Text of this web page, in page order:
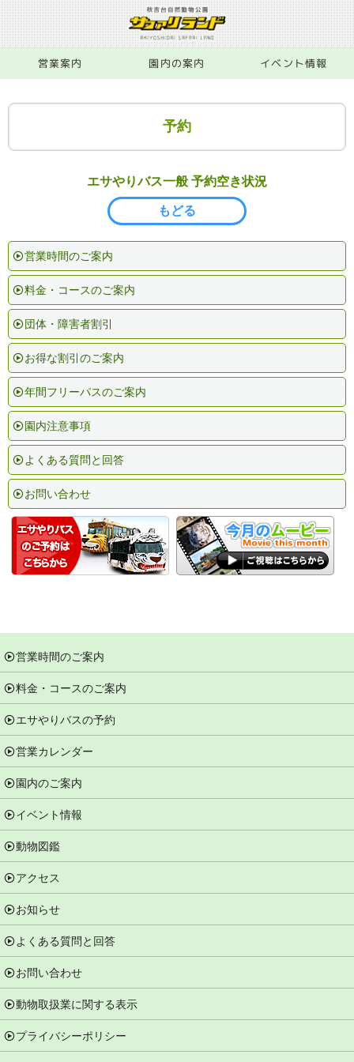
営業案内 園内の案内 イベント情報
予約
エサやりバス一般 予約空き状況
もどる
営業時間のご案内
料金・コースのご案内
団体・障害者割引
お得な割引のご案内
年間フリーパスのご案内
園内注意事項
よくある質問と回答
お問い合わせ
営業時間のご案内
料金・コースのご案内
エサやりバスの予約
営業カレンダー
園内のご案内
イベント情報
動物図鑑
アクセス
お知らせ
よくある質問と回答
お問い合わせ
動物取扱業に関する表示
プライバシーポリシー